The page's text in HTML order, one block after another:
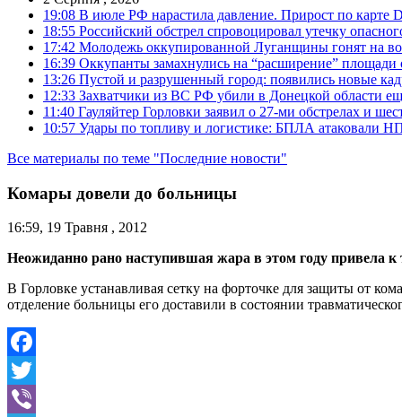
19:08 В июле РФ нарастила давление. Прирост по карте
18:55 Российский обстрел спровоцировал утечку
17:42 Молодежь оккупированной Луганщины гонят на
16:39 Оккупанты замахнулись на “расширение” площади
13:26 Пустой и разрушенный город: появились новые
12:33 Захватчики из ВС РФ убили в Донецкой области
11:40 Гауляйтер Горловки заявил о 27-ми обстрелах и
10:57 Удары по топливу и логистике: БПЛА атаковали
Все материалы по теме "Последние новости"
Комары довели до больницы
16:59, 19 Травня , 2012
Неожиданно рано наступившая жара в этом году привела
В Горловке устанавливая сетку на форточке для защиты от
отделение больницы его доставили в состоянии
Facebook
Twitter